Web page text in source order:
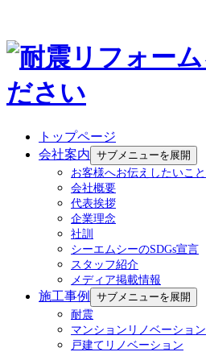
トップページ
会社案内 サブメニューを展開
お客様へお伝えしたいこと
会社概要
代表挨拶
企業理念
社訓
シーエムシーのSDGs宣言
スタッフ紹介
メディア掲載情報
施工事例
サブメニューを展開
耐震
マンションリノベーション
戸建てリノベーション